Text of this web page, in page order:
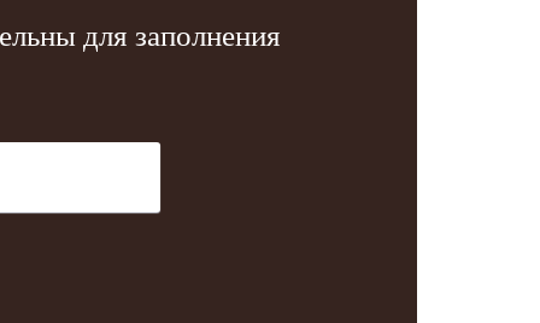
для заполнения